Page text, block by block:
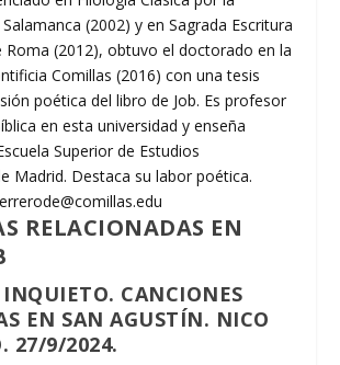
(2002) y en Sagrada Escritura
Roma (2012), obtuvo el doctorado en la
Comillas (2016) con una tesis
poética del libro de Job. Es profesor
en esta universidad y enseña
Superior de Estudios
Madrid. Destaca su labor poética.
RELACIONADAS EN
CANCIONES
EN SAN AGUSTÍN. NICO
27/9/2024.